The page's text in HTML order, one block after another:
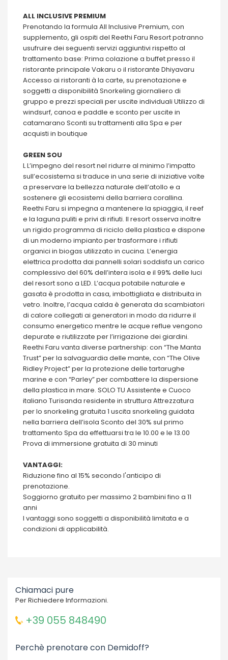
ALL INCLUSIVE PREMIUM
Prenotando la formula All Inclusive Premium, con
supplemento, gli ospiti del Reethi Faru Resort potranno
usufruire dei seguenti servizi aggiuntivi rispetto al
trattamento base: Prima colazione a buffet presso il
ristorante principale Vakaru o il ristorante Dhiyavaru
Accesso ai ristoranti à la carte, su prenotazione e
soggetti a disponibilità Snorkeling giornaliero di
gruppo e prezzi speciali per uscite individuali Utilizzo di
windsurf, canoa e paddle e sconto per uscite in
catamarano Sconti su trattamenti alla Spa e per
acquisti in boutique
GREEN SOU
L L’impegno del resort nel ridurre al minimo l’impatto
sull’ecosistema si traduce in una serie di iniziative volte
a preservare la bellezza naturale dell’atollo e a
sostenere gli ecosistemi della barriera corallina.
Reethi Faru si impegna a mantenere la spiaggia, il reef
e la laguna puliti e privi di rifiuti. Il resort osserva inoltre
un rigido programma di riciclo della plastica e dispone
di un moderno impianto per trasformare i rifiuti
organici in biogas utilizzato in cucina. L’energia
elettrica prodotta dai pannelli solari soddisfa un carico
complessivo del 60% dell’intera isola e il 99% delle luci
del resort sono a LED. L’acqua potabile naturale e
gasata è prodotta in casa, imbottigliata e distribuita in
vetro. Inoltre, l’acqua calda è generata da scambiatori
di calore collegati ai generatori in modo da ridurre il
consumo energetico mentre le acque reflue vengono
depurate e riutilizzate per l’irrigazione dei giardini.
Reethi Faru vanta diverse partnership: con “The Manta
Trust” per la salvaguardia delle mante, con “The Olive
Ridley Project” per la protezione delle tartarughe
marine e con “Parley” per combattere la dispersione
della plastica in mare. SOLO TU Assistente e Cuoco
italiano Turisanda residente in struttura Attrezzatura
per lo snorkeling gratuita 1 uscita snorkeling guidata
nella barriera dell’isola Sconto del 30% sul primo
trattamento Spa da effettuarsi tra le 10.00 e le 13.00
Prova di immersione gratuita di 30 minuti
VANTAGGI:
Riduzione fino al 15% secondo l'anticipo di
prenotazione.
Soggiorno gratuito per massimo 2 bambini fino a 11
anni
I vantaggi sono soggetti a disponibilità limitata e a
condizioni di applicabilità.
Chiamaci pure
Per Richiedere Informazioni.
+39 055 848490
Perchè prenotare con Demidoff?